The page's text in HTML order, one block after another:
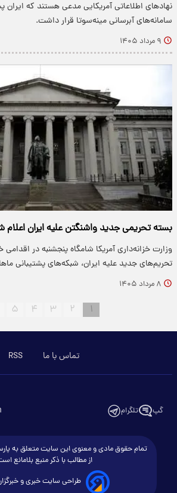
نهادهای اطلاعاتی آمریکایی مدعی هستند که
سامانه‌های آبرسانی مینه‌سوتا قرار داشت.
۹ مرداد ۱۴۰۵
بسته تحریمی جدید واشنگتن علیه ایران اعلام
وزارت خزانه‌داری آمریکا شامگاه پنجشنبه در اقدامی
تحریم‌های جدید علیه ایران، شبکه‌های پشتیبانی
۸ مرداد ۱۴۰۵
۱ ۲ ۳ ۴ ۵
تماس با ما RSS
گپ تلگرام
تمام حقوق مادی و معنوی این سایت متعلق به
از مطالب با ذکر منبع بلامانع
طراحی سایت خبری و